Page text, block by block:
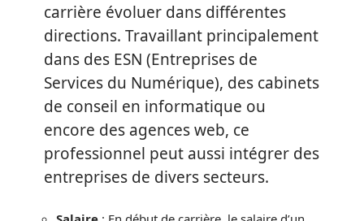
carrière évoluer dans différentes
directions. Travaillant principalement
dans des ESN (Entreprises de
Services du Numérique), des cabinets
de conseil en informatique ou
encore des agences web, ce
professionnel peut aussi intégrer des
entreprises de divers secteurs.